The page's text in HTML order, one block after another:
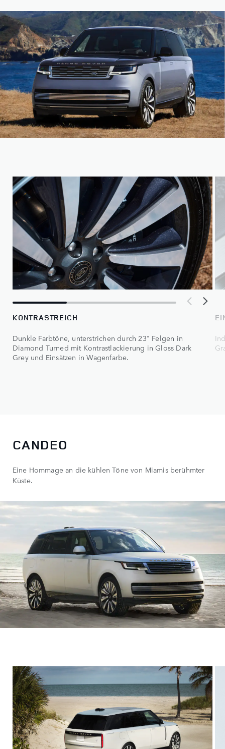
KONTRASTREICH
Dunkle Farbtöne, unterstrichen durch 23" Felgen in
Diamond Turned mit Kontrastlackierung in Gloss Dark
Grey und Einsätzen in Wagenfarbe.
CANDEO
Eine Hommage an die kühlen Töne von Miamis berühmter
Küste.